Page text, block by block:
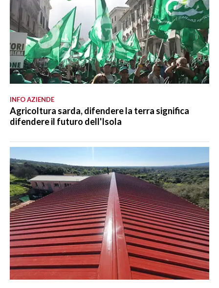
INFO AZIENDE
Agricoltura sarda, difendere la terra significa
difendere il futuro dell'Isola